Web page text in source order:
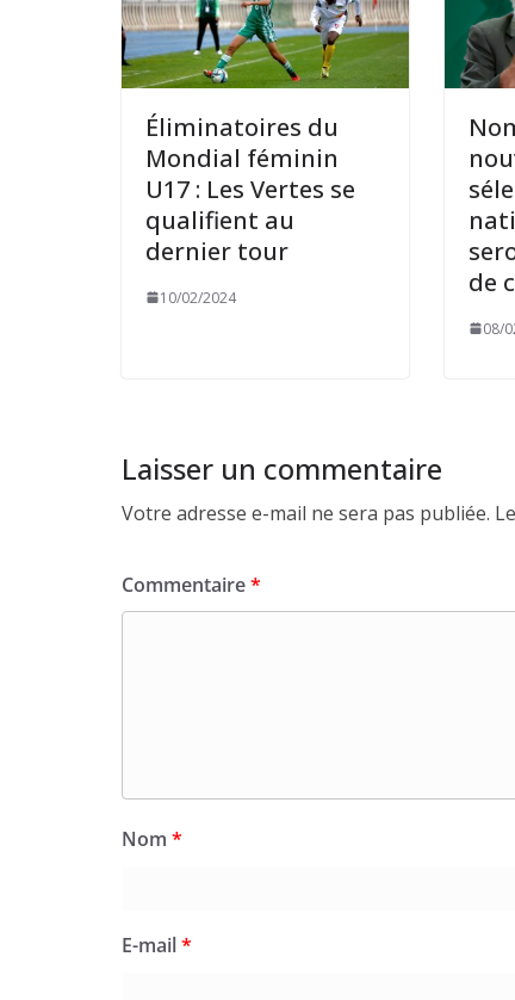
Éliminatoires du
Mondial féminin
U17 : Les Vertes se
qualifient au
dernier tour
10/02/2024
de
08/
Laisser un commentaire
Votre adresse e-mail ne sera pas publiée.
Commentaire*
Nom *
E-mail*